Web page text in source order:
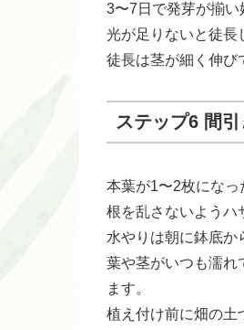
3〜7日で発芽が揃い
光が足りないと徒長
徒長は茎が細く伸び
ステップ6 間
本葉が1〜2枚になっ
根を乱さないようハ
水やりは朝に鉢底か
葉や茎がいつも濡れ
ます。
植え付け前に畑の土